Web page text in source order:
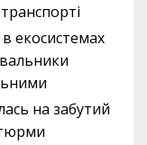
екосистемах
на забутий